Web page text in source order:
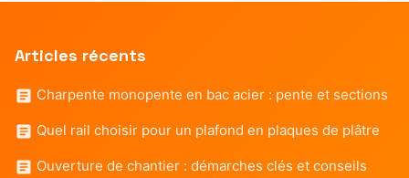
Articles récents
Charpente monopente en bac acier : pente et sections
Quel rail choisir pour un plafond en plaques de plâtre
Ouverture de chantier : démarches clés et conseils